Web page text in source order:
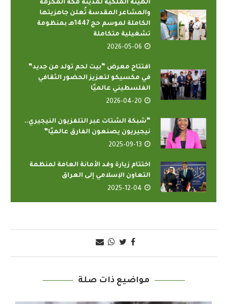
الهيئة الملكية لمدينة مكة المكرمة
والمشاعر المقدسة تُعلن جاهزيتها
الكاملة لموسم حج 1447هـ بمنظومة
تشغيلية متكاملة
2026-05-06
افتتاح معرض “بيت لحم تولد من جديد”
في مكسيكو لتعزيز الحضور الثقافي
الفلسطيني عالميًا
2026-04-20
“شبكة الشتات عبر التلفزيون النيجيري..
نيجيريون يصنعون الفارق عالميًا”
2025-09-13
اختتام زيارة وفد الأمانة العامة لمنظمة
التعاون الإسلامي إلى العراق
2025-12-04
مواضيع ذات صلة